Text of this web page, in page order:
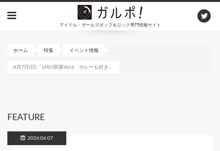
アイドル・ガールズポップ＆ロック専門情報サイト
ホーム 特集 イベント情報
6月7日(日)「LMの部屋Vol.6 カレーも好き」
FEATURE
2026.06.07